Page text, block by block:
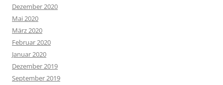
Dezember 2020
Mai 2020
März 2020
Februar 2020
Januar 2020
Dezember 2019
September 2019